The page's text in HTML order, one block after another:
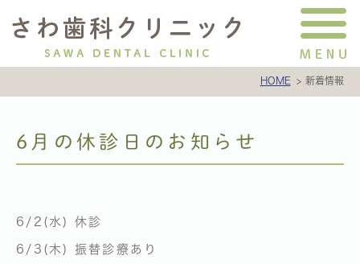
HOME 新着情報
6月の休診日のお知らせ
6/2(水) 休診
6/3(木) 振替診療あり